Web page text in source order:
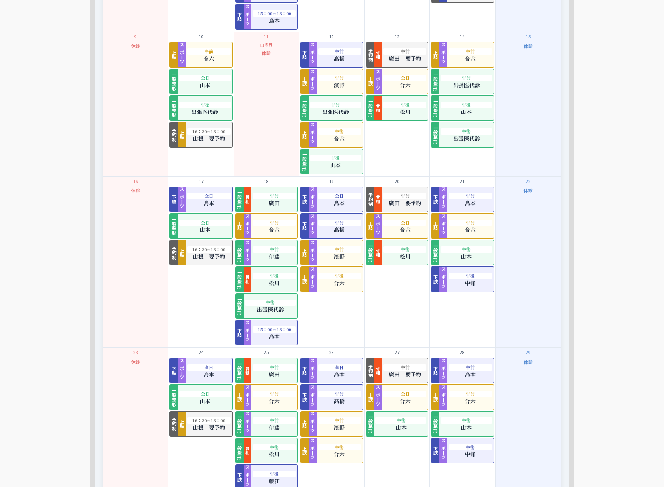
下肢 スポーツ 15：00～18：00
島本
9
休診
10
上肢 スポーツ 午前
合六
一般整形 全日
山本
一般整形 午後
出張医代診
予約制 上肢 16：30～18：00
山根 要予約
11
山の日
休診
12
下肢 スポーツ 午前
髙橋
上肢 スポーツ 午前
濱野
一般整形 午前
出張医代診
上肢 スポーツ 午後
合六
一般整形 午後
山本
13
予約制 骨粗 午前
廣田 要予約
上肢 スポーツ 全日
合六
一般整形 骨粗 午後
松川
14
上肢 スポーツ 午前
合六
一般整形 午前
出張医代診
一般整形 午後
山本
一般整形 午後
出張医代診
15
休診
16
休診
17
下肢 スポーツ 全日
島本
一般整形 全日
山本
予約制 上肢 16：30～18：00
山根 要予約
18
一般整形 骨粗 午前
廣田
上肢 スポーツ 午前
合六
一般整形スポーツ 午前
伊藤
一般整形 骨粗 午後
松川
一般整形 午後
出張医代診
下肢 スポーツ 15：00～18：00
島本
19
下肢 スポーツ 全日
島本
下肢 スポーツ 午前
髙橋
上肢 スポーツ 午前
濱野
上肢 スポーツ 午後
合六
20
予約制 骨粗 午前
廣田 要予約
上肢 スポーツ 全日
合六
一般整形 骨粗 午後
松川
21
下肢 スポーツ 午前
島本
上肢 スポーツ 午前
合六
一般整形 午後
山本
下肢 スポーツ 午後
中條
22
休診
23
休診
24
下肢 スポーツ 全日
島本
一般整形 全日
山本
予約制 上肢 16：30～18：00
山根 要予約
25
一般整形 骨粗 午前
廣田
上肢 スポーツ 午前
合六
一般整形スポーツ 午前
伊藤
一般整形 骨粗 午後
松川
下肢 スポーツ 午後
藤江
26
下肢 スポーツ 全日
島本
下肢 スポーツ 午前
髙橋
上肢 スポーツ 午前
濱野
上肢 スポーツ 午後
合六
27
予約制 骨粗 午前
廣田 要予約
上肢 スポーツ 全日
合六
一般整形 午後
山本
28
下肢 スポーツ 午前
島本
上肢 スポーツ 午前
合六
一般整形 午後
山本
下肢 スポーツ 午後
中條
29
休診